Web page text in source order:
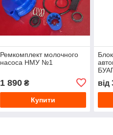
Ремкомплект молочного
насоса НМУ №1
1 890₴
Купити
від